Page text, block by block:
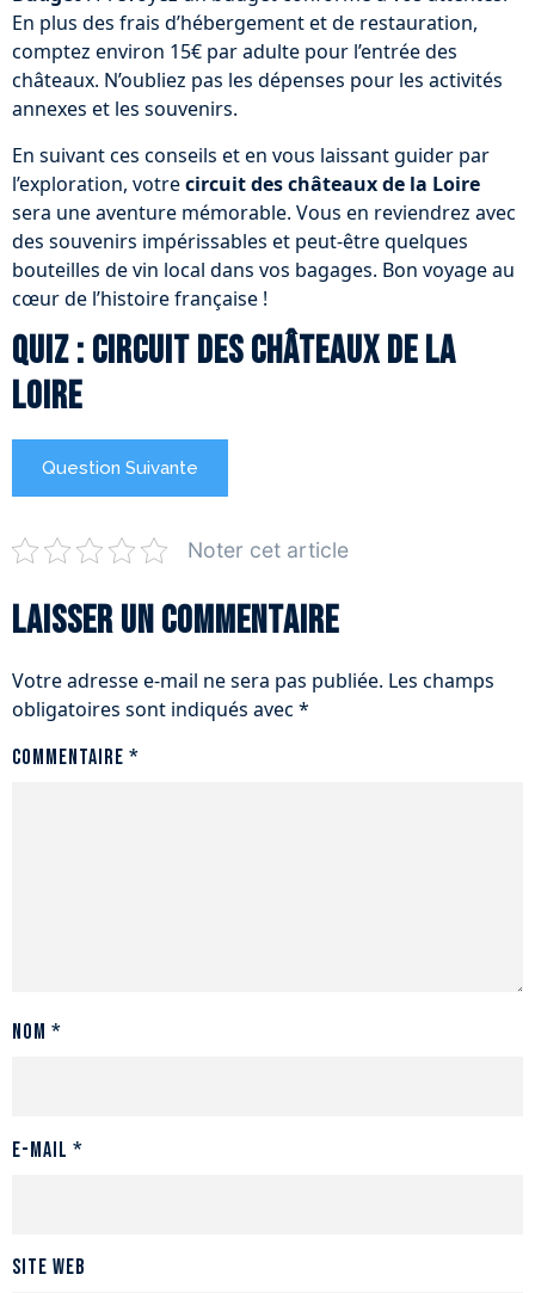
En plus des frais d’hébergement et de restauration,
comptez environ 15€ par adulte pour l’entrée des
châteaux. N’oubliez pas les dépenses pour les activités
annexes et les souvenirs.
En suivant ces conseils et en vous laissant guider par
l’exploration, votrecircuit des châteaux de la Loire
sera une aventure mémorable. Vous en reviendrez avec
des souvenirs impérissables et peut-être quelques
bouteilles de vin local dans vos bagages. Bon voyage au
cœur de l’histoire française !
Quiz : Circuit des Châteaux de la
Loire
Question Suivante
Noter cet article
Laisser un commentaire
Votre adresse e-mail ne sera pas publiée. Les champs
obligatoires sont indiqués avec *
Commentaire *
Nom *
E-mail *
Site web